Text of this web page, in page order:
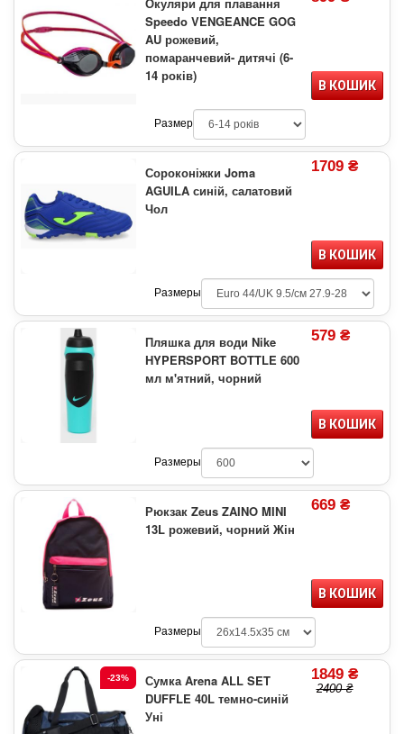
Speedo VENGEANCE GOG
AU рожевий,
помаранчевий- дитячі (6-
14 років)
В КОШИК
Размер
Сороконіжки Joma
AGUILA синій, салатовий
Чол
1709 ₴
В КОШИК
Размеры
Пляшка для води Nike
HYPERSPORT BOTTLE 600
мл м'ятний, чорний
579 ₴
В КОШИК
Размеры
Рюкзак Zeus ZAINO MINI
13L рожевий, чорний Жін
669 ₴
В КОШИК
Размеры
-23%
Сумка Arena ALL SET
DUFFLE 40L темно-синій
Уні
1849 ₴
2400 ₴